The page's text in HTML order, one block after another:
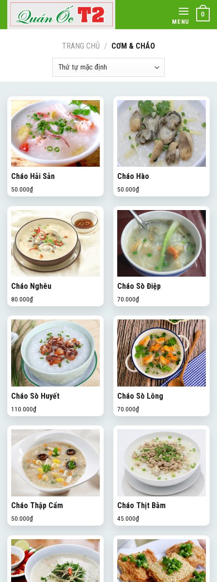
Skip
content
MENU
0
TRANG CHỦ / CƠM & CHÁO
Cháo Hải Sản
50.000₫
Cháo Hào
50.000₫
Cháo Nghêu
80.000₫
Cháo Sò Điệp
70.000₫
Cháo Sò Huyết
110.000₫
Cháo Sò Lông
70.000₫
Cháo Thập Cẩm
50.000₫
Cháo Thịt Bằm
45.000₫